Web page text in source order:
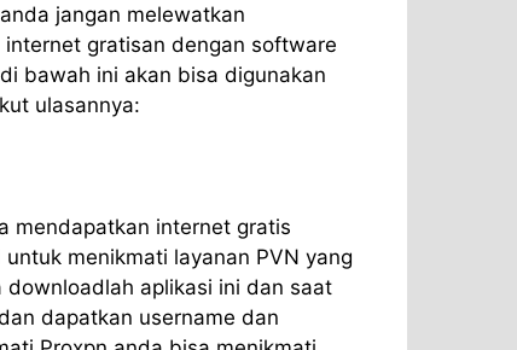
jangan melewatkan
gratisan dengan software
bawah ini akan bisa digunakan
ulasannya:
mendapatkan internet gratis
menikmati layanan PVN yang
aplikasi ini dan saat
dapatkan username dan